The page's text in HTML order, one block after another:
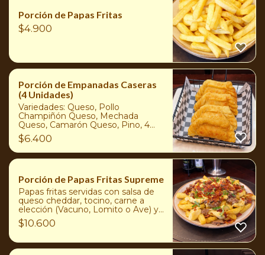
Porción de Papas Fritas
$4.900
Porción de Empanadas Caseras
(4 Unidades)
Variedades: Queso, Pollo
Champiñón Queso, Mechada
Queso, Camarón Queso, Pino, 4
Quesos (Azul, Cheddar, Parmesano
y Gouda).
$6.400
Porción de Papas Fritas Supreme
Papas fritas servidas con salsa de
queso cheddar, tocino, carne a
elección (Vacuno, Lomito o Ave) y
un toque de cebollín
$10.600